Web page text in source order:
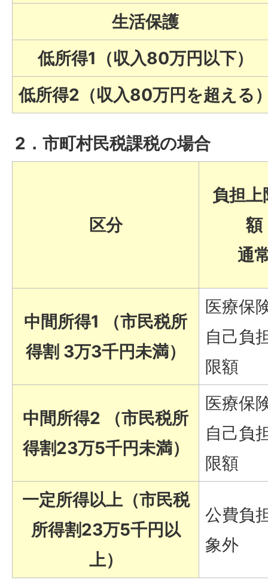
生活保護
低所得1（収入80万円以下）
低所得2（収入80万円を超える
2．市町村民税課税の場合
区分
負担上
額
通
中間所得1 （市民税所
得割 3万3千円未満）
医療保
自己負
限額
中間所得2 （市民税所
得割23万5千円未満）
医療保
自己負
限額
一定所得以上（市民税
所得割23万5千円以
上）
公費負
象外